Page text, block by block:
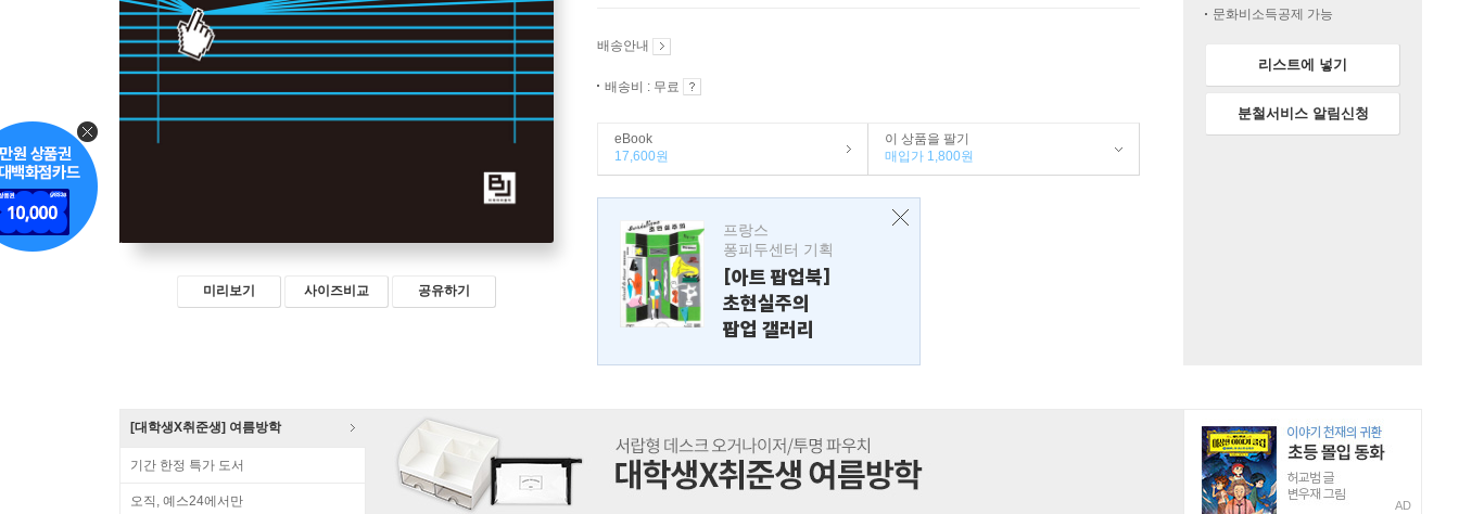
미리보기 사이즈비교 공유하기
배송안내
배송비 : 무료
eBook
17,600원
이 상품을 팔기
매입가 1,800원
프랑스
퐁피두센터 기획
[아트 팝업북]
초현실주의
팝업 갤러리
문화비소득공제 가능
리스트에 넣기
분철서비스 알림신청
[대학생X취준생] 여름방학
기간 한정 특가 도서
오직, 예스24에서만 AD